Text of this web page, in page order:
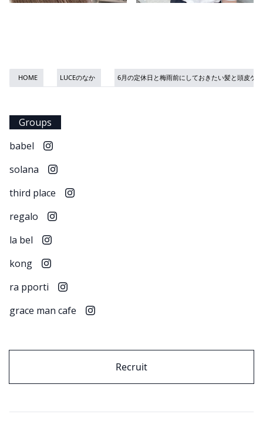
HOME LUCEのなか 6月の定休日と梅雨前にしておきたい髪と頭皮ケア
Groups
babel
solana
third place
regalo
la bel
kong
ra pporti
grace man cafe
Recruit